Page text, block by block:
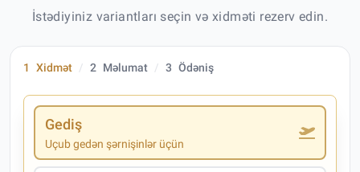
İstədiyiniz variantları seçin və xidməti rezerv edin.
1 Xidmət 2 Məlumat 3 Ödəniş
Gediş
Uçub gedən şərnişinlər üçün